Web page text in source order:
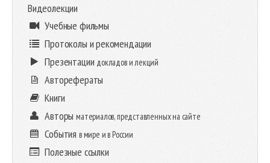
Видеолекции
Учебные фильмы
Протоколы и рекомендации
Презентации докладов и лекций
Авторефераты
Книги
Авторыматериалов, представленных на сайте
События в мире и в России
Полезные ссылки